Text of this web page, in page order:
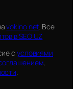
vokino.net . Все
в SEO UZ
с условиями
,